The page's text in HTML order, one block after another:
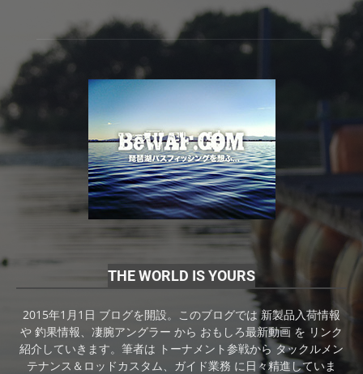
THE WORLD IS YOURS
2015年1月1日 ブログを開設。このブログでは 新製品入荷情報
や 釣果情報、凄腕アングラー から おもしろ最新動画 を リンク
紹介していきます。筆者は トーナメント参戦から タックルメン
テナンス＆ロッドカスタム、ガイド業務 に日々精進していま